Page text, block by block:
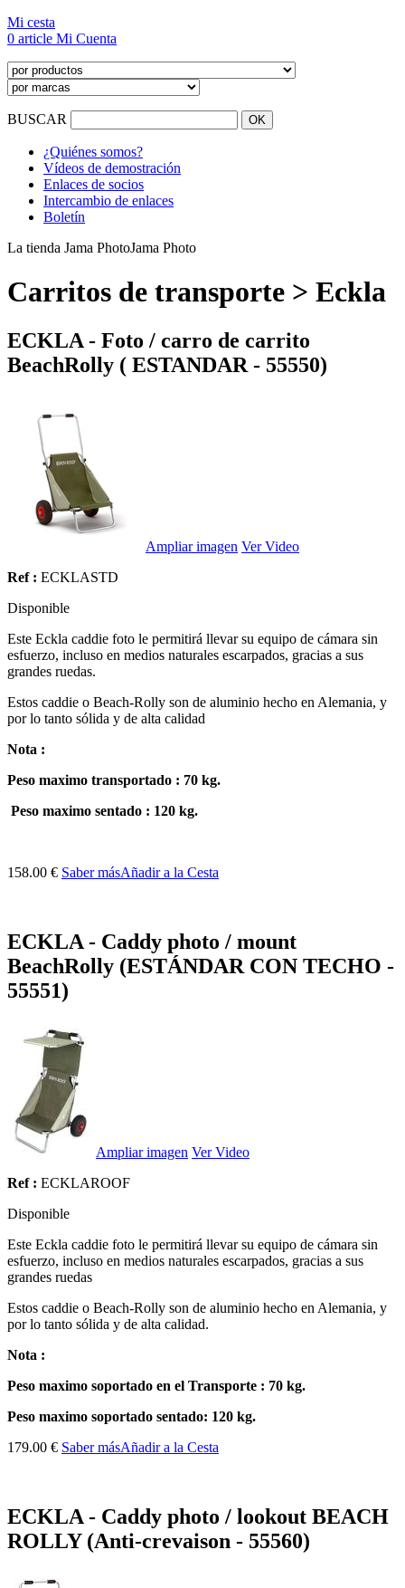
Mi cesta
0 article Mi Cuenta
BUSCAR
¿Quiénes somos?
Vídeos de demostración
Enlaces de socios
Intercambio de enlaces
Boletín
La tienda Jama PhotoJama Photo
Carritos de transporte > Eckla
ECKLA - Foto / carro de carrito
BeachRolly ( ESTANDAR - 55550)
Ampliar imagen Ver Video
Ref : ECKLASTD
Disponible
Este Eckla caddie foto le permitirá llevar su equipo de cámara sin
esfuerzo, incluso en medios naturales escarpados, gracias a sus
grandes ruedas.
Estos caddie o Beach-Rolly son de aluminio hecho en Alemania, y
por lo tanto sólida y de alta calidad
Nota :
Peso maximo transportado : 70 kg.
Peso maximo sentado : 120 kg.
158.00 € Saber másAñadir a la Cesta
ECKLA - Caddy photo / mount
BeachRolly (ESTÁNDAR CON TECHO -
55551)
Ampliar imagen Ver Video
Ref : ECKLAROOF
Disponible
Este Eckla caddie foto le permitirá llevar su equipo de cámara sin
esfuerzo, incluso en medios naturales escarpados, gracias a sus
grandes ruedas
Estos caddie o Beach-Rolly son de aluminio hecho en Alemania, y
por lo tanto sólida y de alta calidad.
Nota :
Peso maximo soportado en el Transporte : 70 kg.
Peso maximo soportado sentado: 120 kg.
179.00 € Saber másAñadir a la Cesta
ECKLA - Caddy photo / lookout BEACH
ROLLY (Anti-crevaison - 55560)